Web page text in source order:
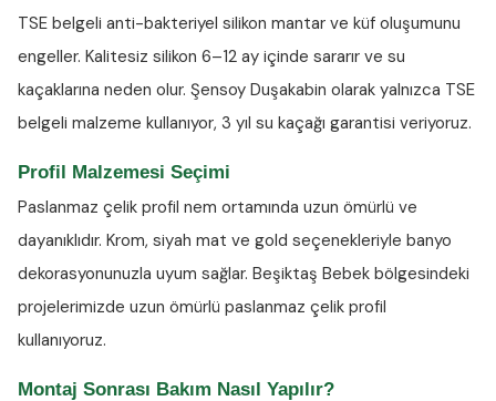
TSE belgeli anti-bakteriyel silikon mantar ve küf oluşumunu
engeller. Kalitesiz silikon 6–12 ay içinde sararır ve su
kaçaklarına neden olur. Şensoy Duşakabin olarak yalnızca TSE
belgeli malzeme kullanıyor, 3 yıl su kaçağı garantisi veriyoruz.
Profil Malzemesi Seçimi
Paslanmaz çelik profil nem ortamında uzun ömürlü ve
dayanıklıdır. Krom, siyah mat ve gold seçenekleriyle banyo
dekorasyonunuzla uyum sağlar. Beşiktaş Bebek bölgesindeki
projelerimizde uzun ömürlü paslanmaz çelik profil
kullanıyoruz.
Montaj Sonrası Bakım Nasıl Yapılır?